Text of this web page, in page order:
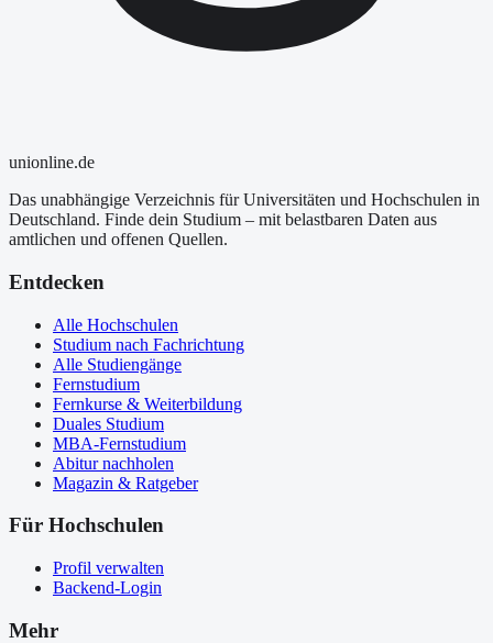
unionline.de
Das unabhängige Verzeichnis für Universitäten und Hochschulen in
Deutschland. Finde dein Studium – mit belastbaren Daten aus
amtlichen und offenen Quellen.
Entdecken
Alle Hochschulen
Studium nach Fachrichtung
Alle Studiengänge
Fernstudium
Fernkurse & Weiterbildung
Duales Studium
MBA-Fernstudium
Abitur nachholen
Magazin & Ratgeber
Für Hochschulen
Profil verwalten
Backend-Login
Mehr